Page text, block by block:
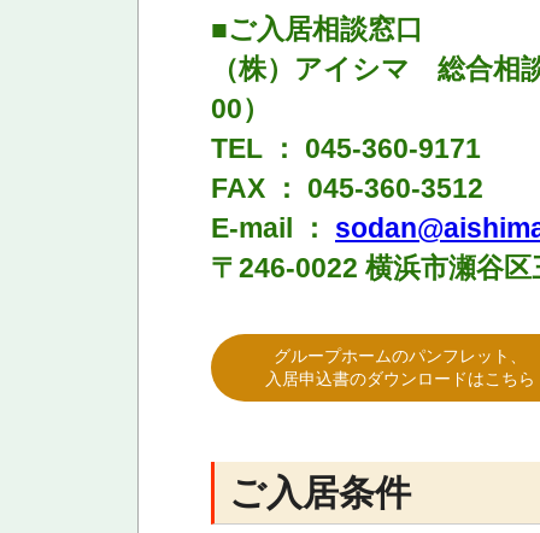
■ご入居相談窓口
（株）アイシマ 総合
00）
TEL ： 045-360-9171
FAX ： 045-360-3512
E-mail ：
〒246-0022 横浜市瀬谷
グループホームのパンフレット、
入居申込書のダウンロードはこちら
ご入居条件